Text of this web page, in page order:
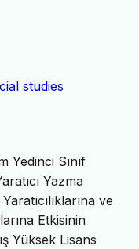
studies
Yedinci Sınıf
Yazma
ve
Etkisinin
Yüksek Lisans